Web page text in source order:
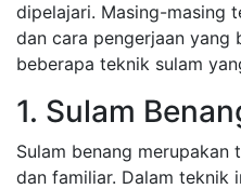
dipelajari. Masing-masing
dan cara pengerjaan yang
beberapa teknik sulam
1. Sulam
Sulam benang merupakan
dan familiar. Dalam teknik